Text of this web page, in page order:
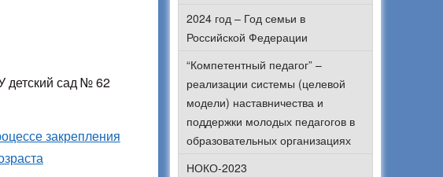
детский сад № 62
закрепления
2024 год – Год семьи в
Российской Федерации
“Компетентный педагог” –
реализации системы (целевой
модели) наставничества и
поддержки молодых педагогов в
образовательных организациях
НОКО-2023